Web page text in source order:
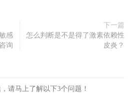
感
询
下一篇
怎么判断是不是得了激素依赖性
皮炎？
请马上了解以下3个问题​！